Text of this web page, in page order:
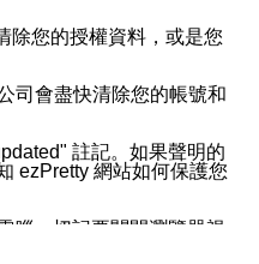
除您的授權資料，或是您
司會盡快清除您的帳號和
註記。如果聲明的
ezPretty 網站如何保護您
腦，切記要關閉瀏覽器視